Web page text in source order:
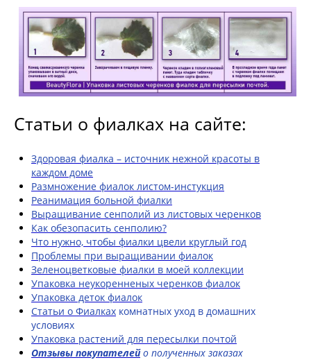
Статьи о фиалках на сайте:
Здоровая фиалка – источник нежной красоты в
каждом доме
Размножение фиалок листом-инстукция
Реанимация больной фиалки
Выращивание сенполий из листовых черенков
Как обезопасить сенполию?
Что нужно, чтобы фиалки цвели круглый год
Проблемы при выращивании фиалок
Зеленоцветковые фиалки в моей коллекции
Упаковка неукоренненых черенков фиалок
Упаковка деток фиалок
Статьи о Фиалках комнатных уход в домашних
условиях
Упаковка растений для пересылки почтой
Отзывы покупателейо полученных заказах